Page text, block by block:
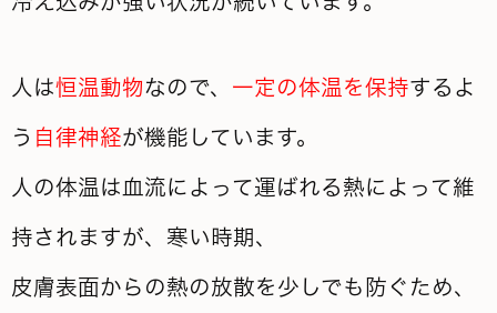
人は恒温動物なので、 一定の体温を保持するよ
う 自律神経が機能しています。
人の体温は血流によって運ばれる熱によって維
持されますが、寒い時期、
皮膚表面からの熱の放散を少しでも防ぐため、